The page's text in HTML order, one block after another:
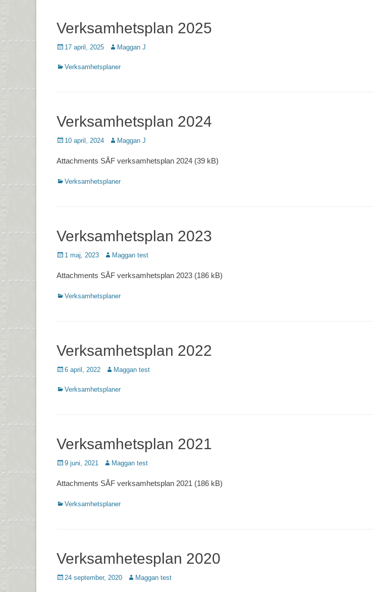
Verksamhetsplan 2025
Postades
17 april, 2025 Författare
Maggan J
Kategorier
Verksamhetsplaner
Verksamhetsplan 2024
Postades
10 april, 2024 Författare
Maggan J
Attachments SÅF verksamhetsplan 2024 (39 kB)
Kategorier
Verksamhetsplaner
Verksamhetsplan 2023
Postades
1 maj, 2023 Författare
Maggan test
Attachments SÅF verksamhetsplan 2023 (186 kB)
Kategorier
Verksamhetsplaner
Verksamhetsplan 2022
Postades
6 april, 2022 Författare
Maggan test
Kategorier
Verksamhetsplaner
Verksamhetsplan 2021
Postades
9 juni, 2021 Författare
Maggan test
Attachments SÅF verksamhetsplan 2021 (186 kB)
Kategorier
Verksamhetsplaner
Verksamhetesplan 2020
Postades
24 september, 2020 Författare
Maggan test